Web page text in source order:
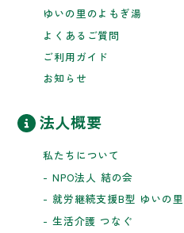
ゆいの里のよもぎ湯
よくあるご質問
ご利用ガイド
お知らせ
法人概要
私たちについて
- NPO法人 結の会
- 就労継続支援B型 ゆいの里
- 生活介護 つなぐ